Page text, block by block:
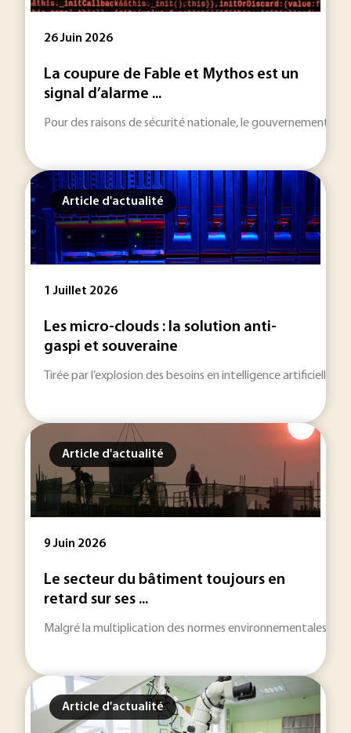
26 Juin 2026
La coupure de Fable et Mythos est un
signal d’alarme ...
Pour des raisons de sécurité nationale, le gouvernement
Article d'actualité
1 Juillet 2026
Les micro-clouds : la solution anti-
gaspi et souveraine
Tirée par l’explosion des besoins en intelligence
Article d'actualité
9 Juin 2026
Le secteur du bâtiment toujours en
retard sur ses ...
Malgré la multiplication des normes environnementales et
Article d'actualité